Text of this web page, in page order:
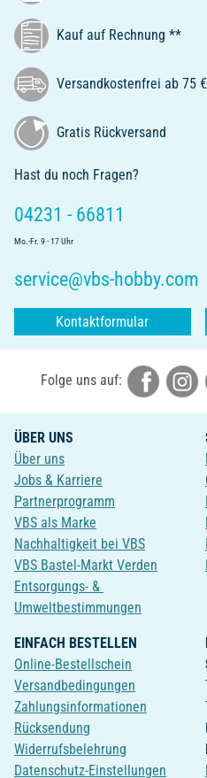
Kauf auf Rechnung **
Versandkostenfrei ab 75
Gratis Rückversand
Hast du noch Fragen?
04231 - 66811
Mo.-Fr. 9 - 17 Uhr
service@vbs-hobby.com
Kontaktformular
Folge uns auf:
ÜBER UNS
Über uns
Jobs & Karriere
Partnerprogramm
VBS als Marke
Nachhaltigkeit bei VBS
VBS Bastel-Markt Verden
Entsorgungs- &
Umweltbestimmungen
EINFACH BESTELLEN
Online-Bestellschein
Versandbedingungen
Zahlungsinformationen
Rücksendung
Widerrufsbelehrung
Datenschutz-Einstellungen